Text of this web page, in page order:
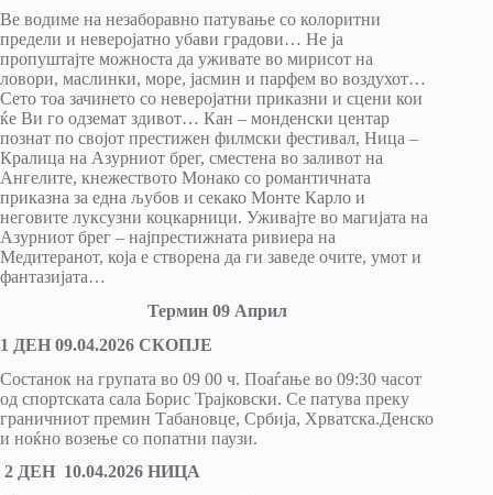
Ве водиме на незаборавно патување со колоритни
предели и неверојатно убави градови… Не ја
пропуштајте можноста да уживате во мирисот на
ловори, маслинки, море, јасмин и парфем во воздухот…
Сето тоа зачинето со неверојатни приказни и сцени кои
ќе Ви го одземат здивот… Кан – монденски центар
познат по својот престижен филмски фестивал, Ница –
Кралица на Азурниот брег, сместена во заливот на
Ангелите, кнежеството Монако со романтичната
приказна за една љубов и секако Монте Карло и
неговите луксузни коцкарници. Уживајте во магијата на
Азурниот брег – најпрестижната ривиера на
Медитеранот, која е створена да ги заведе очите, умот и
фантазијата…
Термин 09 Април
1 ДЕН 09.04.2026 СКОПЈЕ
Состанок на групата во 09 00 ч. Поаѓање во 09:30 часот
од спортската сала Борис Трајковски. Се патува преку
граничниот премин Табановце, Србија, Хрватска.Денско
и ноќно возење со попатни паузи.
2 ДЕН 10.04.2026 НИЦА